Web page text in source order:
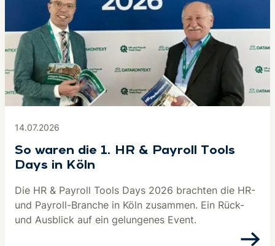
14.07.2026
So waren die 1. HR & Payroll Tools
Days in Köln
Die HR & Payroll Tools Days 2026 brachten die HR-
und Payroll-Branche in Köln zusammen. Ein Rück-
und Ausblick auf ein gelungenes Event.